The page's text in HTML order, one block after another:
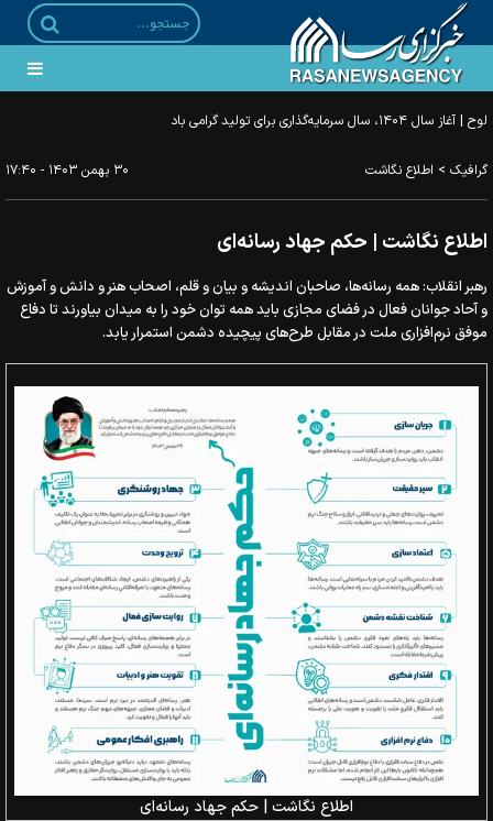
لوح | آغاز سال ۱۴۰۴، سال سرمایه‌گذاری برای تولید گرامی باد
گرافیک > اطلاع نگاشت ۳۰ بهمن ۱۴۰۳ - ۱۷:۴۰
اطلاع نگاشت | حکم جهاد رسانه‌ای
رهبر انقلاب: همه رسانه‌ها، صاحبان اندیشه و بیان و قلم، اصحاب هنر و دانش و آموزش
و آحاد جوانان فعال در فضای مجازی باید همه توان خود را به میدان بیاورند تا دفاع
موفق نرم‌افزاری ملت در مقابل طرح‌های پیچیده دشمن استمرار یابد.
اطلاع نگاشت | حکم جهاد رسانه‌ای